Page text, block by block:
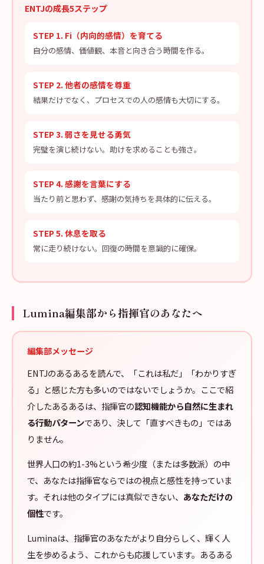
ENTJの成長5ステップ
STEP 1. Fi（内向的感情）を育てる
自分の感情、価値観、本音と向き合う時間を作る。
STEP 2. 他者の感情を尊重
結果だけでなく、プロセスでの人の感情も大切にする。
STEP 3. 弱さを見せる勇気
完璧を演じ続けない。助けを求めることも強さ。
STEP 4. 感謝を言葉にする
当たり前と思わず、感謝の気持ちを具体的に伝える。
STEP 5. 休息を取る
常に走り続けない。回復の時間を意識的に確保。
Lumina編集部から指揮官のあなたへ
編集部メッセージ
ENTJのあるあるを読んで、「これは私だ」「わかりすぎ
る」と感じた方も多いのではないでしょうか。ここで紹
介したあるあるは、指揮官の認知機能から自然に生まれ
る行動パターンであり、決して「直すべきもの」ではあ
りません。
世界人口の約1-3%という希少度（または多数派）の中
で、あなたは指揮官ならではの視点と感性を持っていま
す。それは他のタイプには真似できない、 あなただけの
個性です。
Luminaは、指揮官のあなたがより自分らしく、輝く人
生を歩めるよう、これからも応援しています。あるある